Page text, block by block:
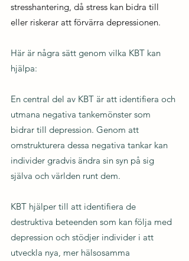
stresshantering, då stress kan bidra till
eller riskerar att förvärra depressionen.
Här är några sätt genom vilka KBT kan
hjälpa:
En central del av KBT är att identifiera och
utmana negativa tankemönster som
bidrar till depression. Genom att
omstrukturera dessa negativa tankar kan
individer gradvis ändra sin syn på sig
själva och världen runt dem.
KBT hjälper till att identifiera de
destruktiva beteenden som kan följa med
depression och stödjer individer i att
utveckla nya, mer hälsosamma